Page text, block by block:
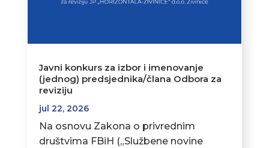
Javni konkurs za izbor i imenovanje
(jednog) predsjednika/člana Odbora za
reviziju
jul 22, 2026
Na osnovu Zakona o privrednim
društvima FBiH („Službene novine